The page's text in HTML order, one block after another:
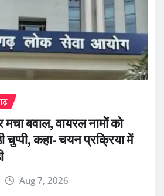
बवाल, वायरल नामों को
कहा- चयन प्रक्रिया में
Aug 7, 2026